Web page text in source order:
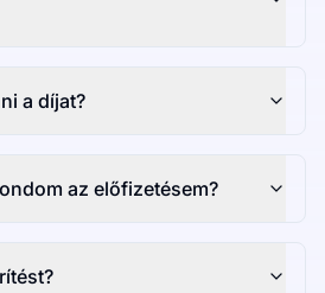
a díjat?
az előfizetésem?